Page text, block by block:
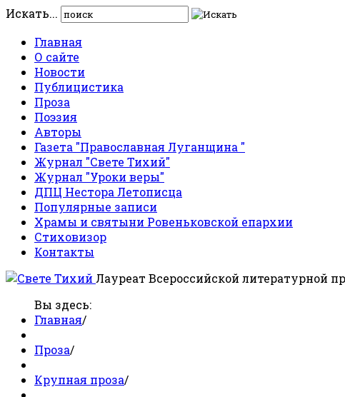
Искать...
Главная
О сайте
Новости
Публицистика
Проза
Поэзия
Авторы
Газета "Православная Луганщина "
Журнал "Свете Тихий"
Журнал "Уроки веры"
ДПЦ Нестора Летописца
Популярные записи
Храмы и святыни Ровеньковской епархии
Стиховизор
Контакты
Лауреат Всероссийской литературной
Вы здесь:
Главная/
Проза/
Крупная проза/